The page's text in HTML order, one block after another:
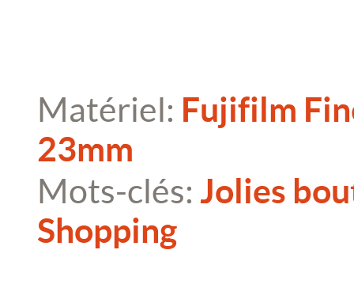
Matériel: Fujifilm
23mm
Mots-clés: Jolies
Shopping